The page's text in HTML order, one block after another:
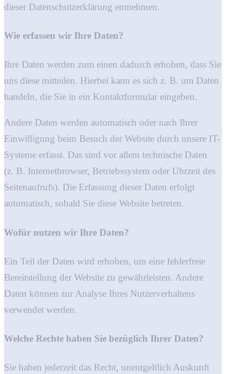
dieser Datenschutzerklärung entnehmen.
Wie erfassen wir Ihre Daten?
Ihre Daten werden zum einen dadurch erhoben, dass Sie
uns diese mitteilen. Hierbei kann es sich z. B. um Daten
handeln, die Sie in ein Kontaktformular eingeben.
Andere Daten werden automatisch oder nach Ihrer
Einwilligung beim Besuch der Website durch unsere IT-
Systeme erfasst. Das sind vor allem technische Daten
(z. B. Internetbrowser, Betriebssystem oder Uhrzeit des
Seitenaufrufs). Die Erfassung dieser Daten erfolgt
automatisch, sobald Sie diese Website betreten.
Wofür nutzen wir Ihre Daten?
Ein Teil der Daten wird erhoben, um eine fehlerfreie
Bereitstellung der Website zu gewährleisten. Andere
Daten können zur Analyse Ihres Nutzerverhaltens
verwendet werden.
Welche Rechte haben Sie bezüglich Ihrer Daten?
Sie haben jederzeit das Recht, unentgeltlich Auskunft